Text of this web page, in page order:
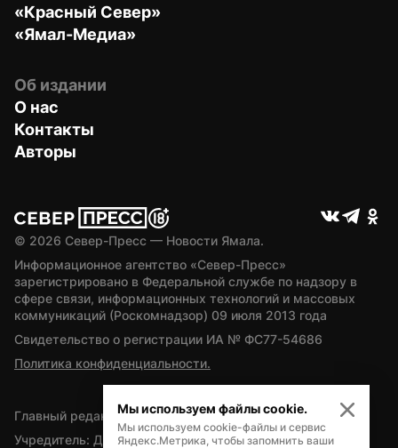
«Красный Север»
«Ямал-Медиа»
Об издании
О нас
Контакты
Авторы
© 2026 Север-Пресс — Новости Ямала.
Информационное агентство «Север-Пресс»
зарегистрировано в Федеральной службе по надзору в
сфере связи, информационных технологий и массовых
коммуникаций (Роскомнадзор) 09 июля 2013 года
Свидетельство о регистрации ИА № ФС77-54686
Политика конфиденциальности.
Главный редактор — А.Л. Поздеев
Учредитель: Департамент внутренней политики Ямало-
Мы используем файлы cookie.
Мы используем cookie-файлы и сервис
Яндекс.Метрика, чтобы запомнить ваши